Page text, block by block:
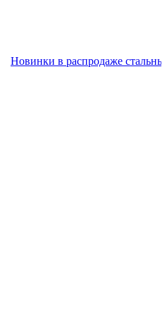
Новинки в распродаже стальных